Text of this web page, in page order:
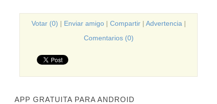
Votar (0) | Enviar amigo| Compartir| Advertencia |
Comentarios (0)
APP GRATUITA PARA ANDROID